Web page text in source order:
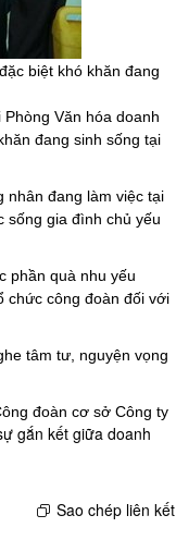
biệt khó khăn đang
Văn hóa doanh
đang sinh sống tại
nhân đang làm việc tại
sống gia đình chủ yếu
phần quà nhu yếu
chức công đoàn đối với
tâm tư, nguyện vọng
đoàn cơ sở Công ty
gắn kết giữa doanh
Sao chép liên kết